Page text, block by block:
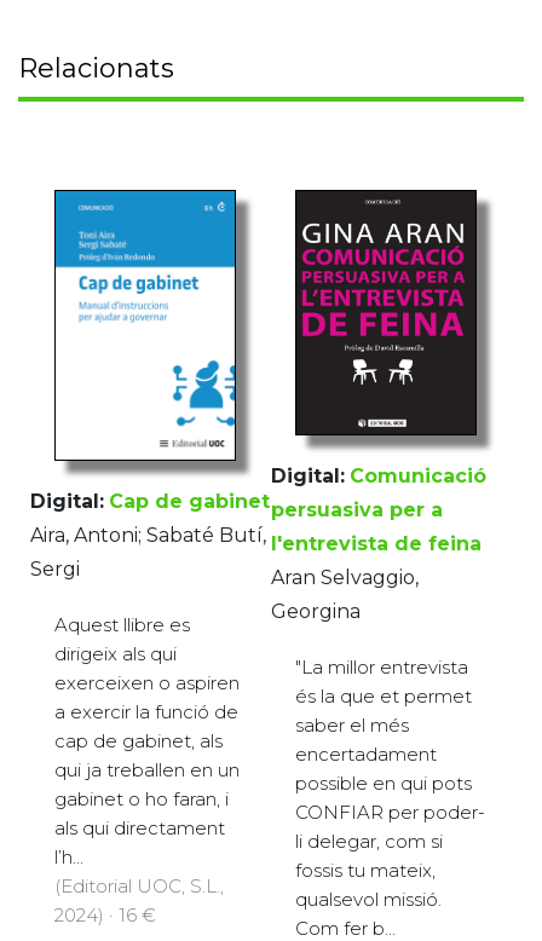
Relacionats
Digital: Cap de gabinet
Aira, Antoni; Sabaté Butí,
Sergi
Aquest llibre es
dirigeix als qui
exerceixen o aspiren
a exercir la funció de
cap de gabinet, als
qui ja treballen en un
gabinet o ho faran, i
als qui directament
l’h...
(Editorial UOC, S.L.,
2024) · 16 €
Digital: Comunicació
persuasiva per a
l'entrevista de feina
Aran Selvaggio,
Georgina
"La millor entrevista
és la que et permet
saber el més
encertadament
possible en qui pots
CONFIAR per poder-
li delegar, com si
fossis tu mateix,
qualsevol missió.
Com fer b...